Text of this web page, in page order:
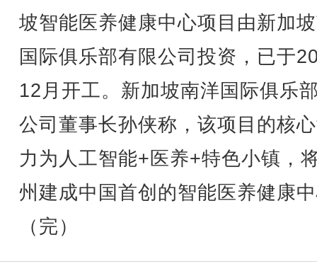
坡智能医养健康中心项目由新加
国际俱乐部有限公司投资，已于
12月开工。新加坡南洋国际俱乐
公司董事长孙侠称，该项目的核
力为人工智能+医养+特色小镇，
州建成中国首创的智能医养健康
（完）